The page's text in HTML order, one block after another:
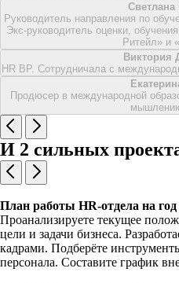
Светлана
Руководитель направления по
Экс-руководитель оценки,
Ритейл» и
Виктория
HR BP. Сотрудничала с
Продюсер в международной
И 2 сильных
План работы HR-отдела на год
Проанализируете текущее
цели и задачи бизнеса.
кадрами. Подберёте
персонала. Составите график